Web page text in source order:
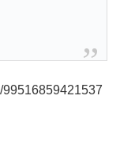
99516859421537